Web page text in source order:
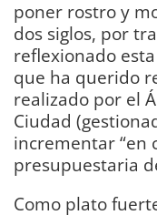
poner rostro y
dos siglos, por
reflexionado
que ha querido
realizado por el
Ciudad
incrementar “en
presupuestaria
Como plato